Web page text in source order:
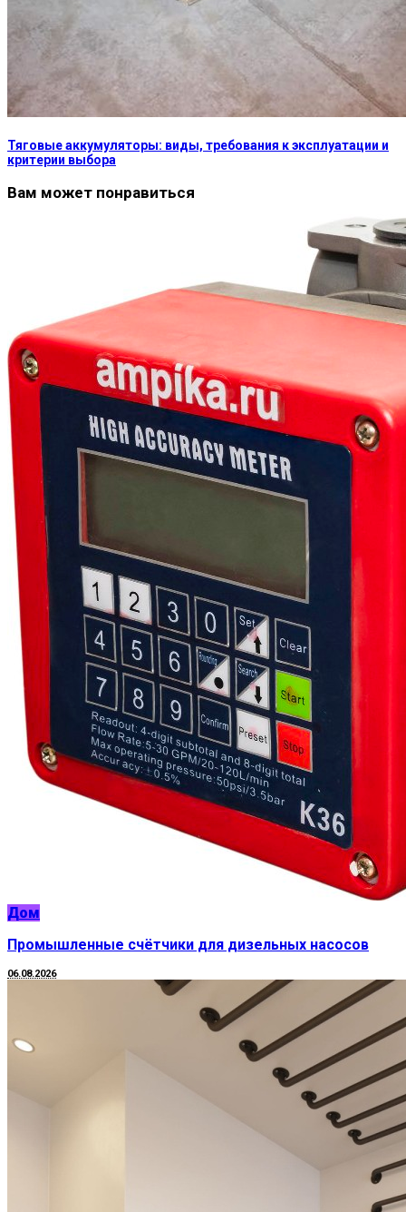
Тяговые аккумуляторы: виды, требования к эксплуатации и
критерии выбора
Вам может понравиться
Дом
Промышленные счётчики для дизельных насосов
06.08.2026